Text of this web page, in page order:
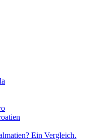
Ein Vergleich.